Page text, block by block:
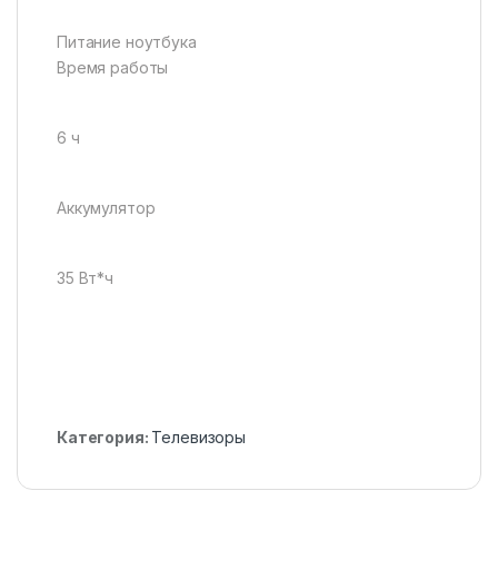
Питание ноутбука
Время работы
6 ч
Аккумулятор
35 Вт*ч
Категория: Телевизоры